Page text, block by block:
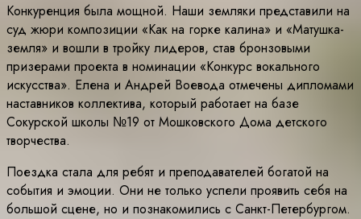
Конкуренция была мощной. Наши земляки представили на
суд жюри композиции «Как на горке калина» и «Матушка-
земля» и вошли в тройку лидеров, став бронзовыми
призерами проекта в номинации «Конкурс вокального
искусства». Елена и Андрей Воевода отмечены дипломами
наставников коллектива, который работает на базе
Сокурской школы №19 от Мошковского Дома детского
творчества.
Поездка стала для ребят и преподавателей богатой на
события и эмоции. Они не только успели проявить себя на
большой сцене, но и познакомились с Санкт-Петербургом.